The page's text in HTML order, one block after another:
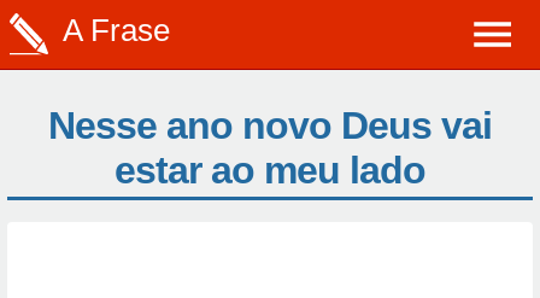
A Frase
Nesse ano novo Deus vai
estar ao meu lado